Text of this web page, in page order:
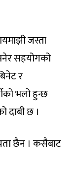
जस्ता
सहयोगको
र
भलो हुन्छ
दाबी छ ।
छैन । कसैबाट